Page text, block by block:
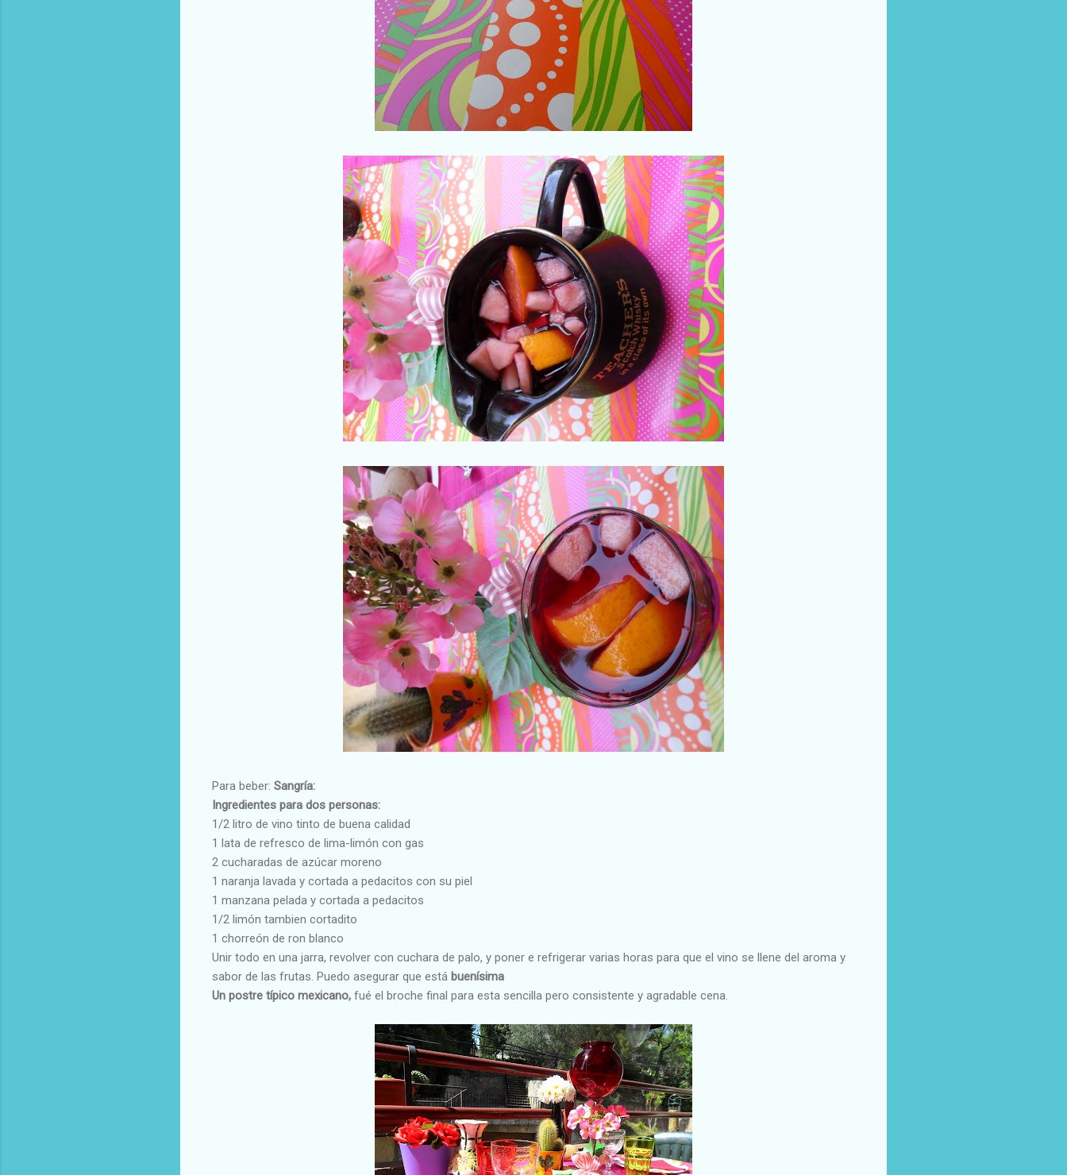
Para beber: Sangría:
Ingredientes para dos personas:
1/2 litro de vino tinto de buena calidad
1 lata de refresco de lima-limón con gas
2 cucharadas de azúcar moreno
1 naranja lavada y cortada a pedacitos con su piel
1 manzana pelada y cortada a pedacitos
1/2 limón tambien cortadito
1 chorreón de ron blanco
Unir todo en una jarra, revolver con cuchara de palo, y poner e refrigerar varias horas para que el vino se llene del aroma y
sabor de las frutas. Puedo asegurar que está buenísima
Un postre típico mexicano, fué el broche final para esta sencilla pero consistente y agradable cena.